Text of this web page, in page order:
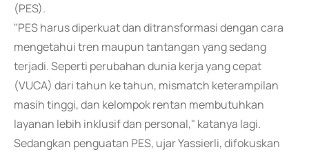
(PES).
"PES harus diperkuat dan ditransformasi dengan cara
mengetahui tren maupun tantangan yang sedang
terjadi. Seperti perubahan dunia kerja yang cepat
(VUCA) dari tahun ke tahun, mismatch keterampilan
masih tinggi, dan kelompok rentan membutuhkan
layanan lebih inklusif dan personal," katanya lagi.
Sedangkan penguatan PES, ujar Yassierli, difokuskan